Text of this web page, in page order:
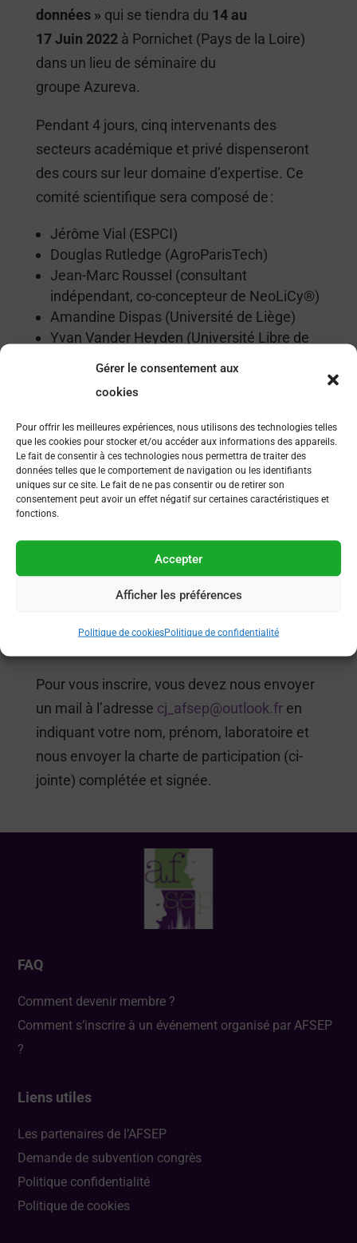
Gérer le consentement aux
cookies
Pour offrir les meilleures expériences, nous utilisons des technologies telles
que les cookies pour stocker et/ou accéder aux informations des appareils.
Le fait de consentir à ces technologies nous permettra de traiter des
données telles que le comportement de navigation ou les identifiants
uniques sur ce site. Le fait de ne pas consentir ou de retirer son
consentement peut avoir un effet négatif sur certaines caractéristiques et
fonctions.
Accepter
Afficher les préférences
Politique de cookiesPolitique de confidentialité
données » qui se tiendra du 14 au
17 Juin 2022à Pornichet (Pays de la Loire)
dans un lieu de séminaire du
groupe Azureva.
Pendant 4 jours, cinq intervenants des
secteurs académique et privé dispenseront
des cours sur leur domaine d’expertise. Ce
comité scientifique sera composé de :
Jérôme Vial (ESPCI)
Douglas Rutledge (AgroParisTech)
Jean-Marc Roussel (consultant
indépendant, co-concepteur de NeoLiCy®)
Amandine Dispas (Université de Liège)
Yvan Vander Heyden (Université Libre de
Informations importantes :
Tous les inscrits à cette école auront
l’occasion de présenter leurs travaux à
l’oral sous forme de conférence.
L’évènement est gratuit et comprend
également l’hébergement en chambres
partagées et les repas. Les frais de
transport restent à la charge des inscrits.
Si le nombre de candidature excède la
capacité maximale (25), les candidatures
Pour vous inscrire, vous devez nous envoyer
un mail à l’adresse cj_afsep@outlook.fren
indiquant votre nom, prénom, laboratoire et
nous envoyer la charte de participation (ci-
jointe) complétée et signée.
FAQ
Comment devenir membre ?
Comment s’inscrire à un événement organisé par AFSEP
?
Liens utiles
Les partenaires de l’AFSEP
Demande de subvention congrès
Politique confidentialité
Politique de cookies